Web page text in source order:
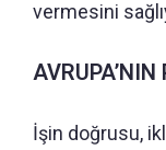
vermesini
İşin doğrusu,